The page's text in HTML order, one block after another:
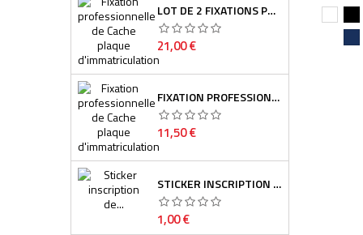
LOT DE 2 FIXATIONS PROFESSIONNELLES DE CACHE PLAQUE D'IMMATRICULATION
Prix
21,00 €
FIXATION PROFESSIONNELLE DE CACHE PLAQUE D'IMMATRICULATION
Prix
11,50 €
STICKER INSCRIPTION DE CALANDRE PEUGEOT POUR 308 PHASE I ET II
Prix
1,00 €